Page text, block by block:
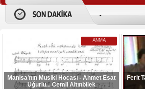
-
ANMA
Manisa’nın Musiki Hocası - Ahmet Esat
Uğurlu... Cemil Altınbilek
Ferit